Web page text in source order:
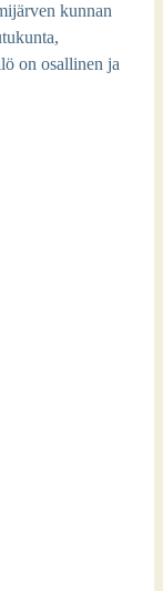
kunnan
on osallinen ja